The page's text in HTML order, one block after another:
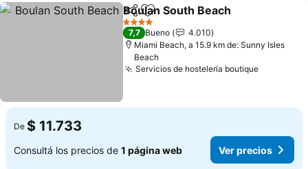
CompartirAñadir a favoritos
Boulan South Beach
4 Estrellas
7,7 Bueno
4.010
Miami Beach, a 15.9 km de: Sunny Isles
Beach
Servicios de hostelería boutique
De $ 11.733
Consultá los precios de 1 página web Ver precios